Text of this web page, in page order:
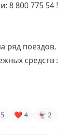
8 800 775 54
ряд
средств
5 ❤ 4 👻 2